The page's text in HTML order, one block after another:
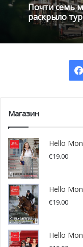
Utopia:
BMT Nigel Gee и
концепцию
длиной и шириной
Почти семь
раскрыло
Магазин
Hello
€19.00
Hello
€19.00
Hello